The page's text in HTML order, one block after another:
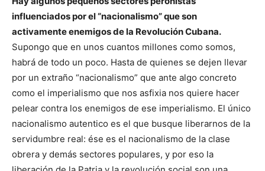
influenciados por el “nacionalismo” que son
activamente enemigos de la Revolución Cubana.
Supongo que en unos cuantos millones como somos,
habrá de todo un poco. Hasta de quienes se dejen llevar
por un extraño “nacionalismo” que ante algo concreto
como el imperialismo que nos asfixia nos quiere hacer
pelear contra los enemigos de ese imperialismo. El único
nacionalismo autentico es el que busque liberarnos de la
servidumbre real: ése es el nacionalismo de la clase
obrera y demás sectores populares, y por eso la